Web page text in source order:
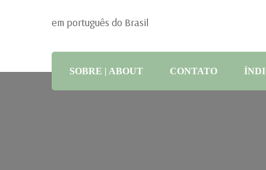
em português do Brasil
SOBRE | ABOUT CONTATO